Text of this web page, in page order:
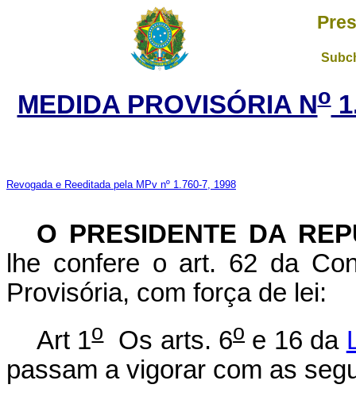
MEDIDA PROVISÓRIA No
Revogada e Reeditada pela MPv nº 1.760-7, 1998
O PRESIDENTE DA
lhe confere o art. 62 da
Provisória, com força de lei:
Art 1oOs arts. 6o e 16 da
passam a vigorar com as